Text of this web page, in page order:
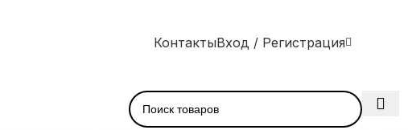
КонтактыВход / Регистрация